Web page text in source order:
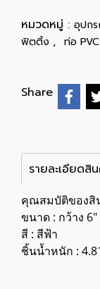
หมวดหมู่ : อุปกร
ฟิตติ้ง , ท่อ PVC
Share
รายละเอียดสิ
คุณสมบัติของสิ
ขนาด : กว้าง
สี : สีฟ้า
ชิ้นน้ำหนัก :